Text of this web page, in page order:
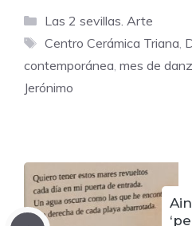
Categorías
Las 2 sevillas. Arte
Etiquetas
Centro Cerámica Triana
contemporánea mes de
Jerónimo